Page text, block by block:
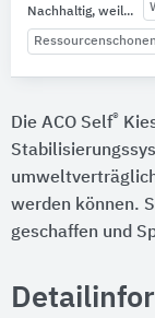
Nachhaltig, weil...
Die ACO Self®
werden können.
geschaffen und